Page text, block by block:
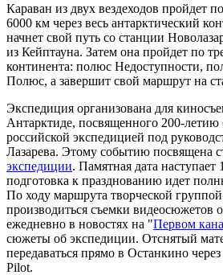
Караван из двух вездеходов пройдет
6000 км через весь антарктический
начнет свой путь со станции
из Кейптауна. Затем она пройдет по
континента: полюс Недоступности,
Полюс, а завершит свой маршрут на
Экспедиция организована для
Антарктиде, посвященного 200-летию
российской экспедицией под
Лазарева. Этому событию посвящена
экспедиции. Памятная дата наступает
подготовка к празднованию идет
По ходу маршрута творческой
производиться съемки видеосюжетов
ежедневно в новостях на "Первом
сюжеты об экспедиции. Отснятый
передаваться прямо в Останкино
Pilot.